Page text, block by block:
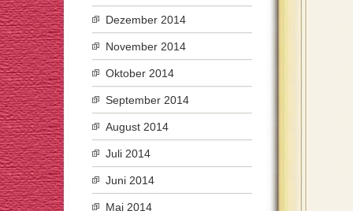
Dezember 2014
November 2014
Oktober 2014
September 2014
August 2014
Juli 2014
Juni 2014
Mai 2014